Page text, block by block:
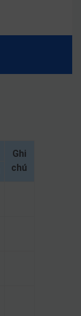
Ghi
chú